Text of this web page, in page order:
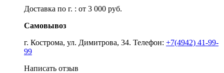
Доставка по г. : от 3 000 руб.
Самовывоз
г. Кострома, ул. Димитрова, 34. Телефон: +7(4942) 41-99-
99
Написать отзыв